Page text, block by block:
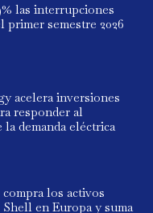
las interrupciones
primer semestre 2026
acelera inversiones
responder al
demanda eléctrica
los activos
en Europa y suma